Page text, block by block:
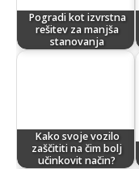
Pogradi kot izvrstna
rešitev za manjša
stanovanja
Kako svoje vozilo
zaščititi na čim bolj
učinkovit način?